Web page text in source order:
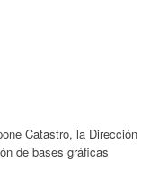
Catastro, la Dirección
de bases gráficas